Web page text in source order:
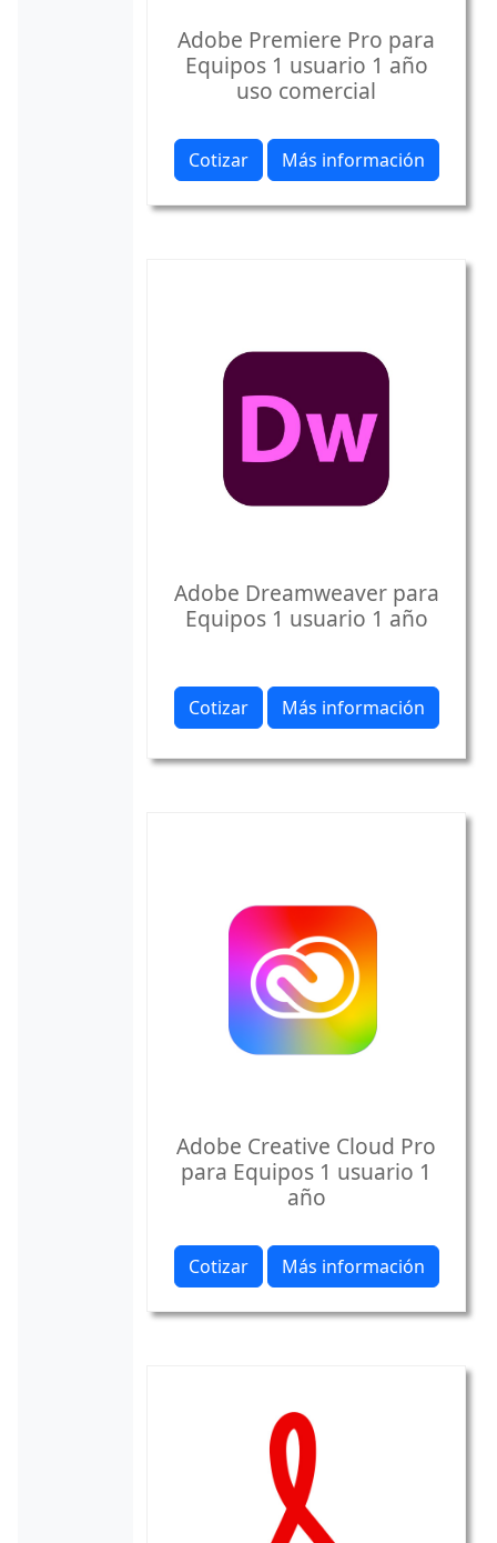
Adobe Premiere Pro para
Equipos 1 usuario 1 año
uso comercial
Cotizar Más información
Adobe Dreamweaver para
Equipos 1 usuario 1 año
Cotizar Más información
Adobe Creative Cloud Pro
para Equipos 1 usuario 1
año
Cotizar Más información